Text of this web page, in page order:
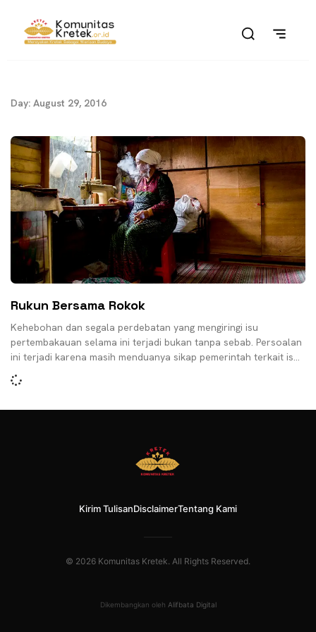
Day: August 29, 2016
Rukun Bersama Rokok
Kehebohan dan segala perdebatan yang mengiringi isu
pertembakauan selama ini terjadi bukan tanpa sebab. Persoalan
ini terjadi karena masih menduanya sikap pemerintah terkait isu
tembakau.
Kirim TulisanDisclaimerTentang Kami
© 2026 Komunitas Kretek. All Rights Reserved.
Dikembangkan oleh Alifbata Digital